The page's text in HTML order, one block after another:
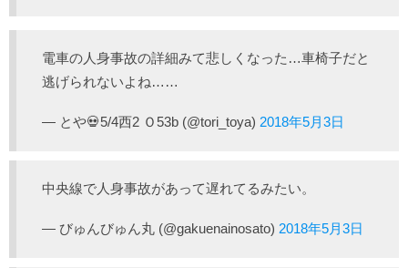
電車の人身事故の詳細みて悲しくなった…車椅子だと
逃げられないよね……
— とや💀5/4西2 Ｏ53b (@tori_toya) 2018年5月3日
中央線で人身事故があって遅れてるみたい。
— びゅんびゅん丸 (@gakuenainosato) 2018年5月3日